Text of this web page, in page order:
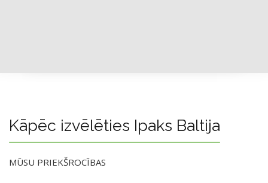
Kāpēc izvēlēties Ipaks Baltija
MŪSU PRIEKŠROCĪBAS